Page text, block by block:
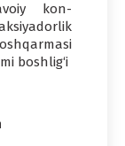
kon-
boshlig‘i